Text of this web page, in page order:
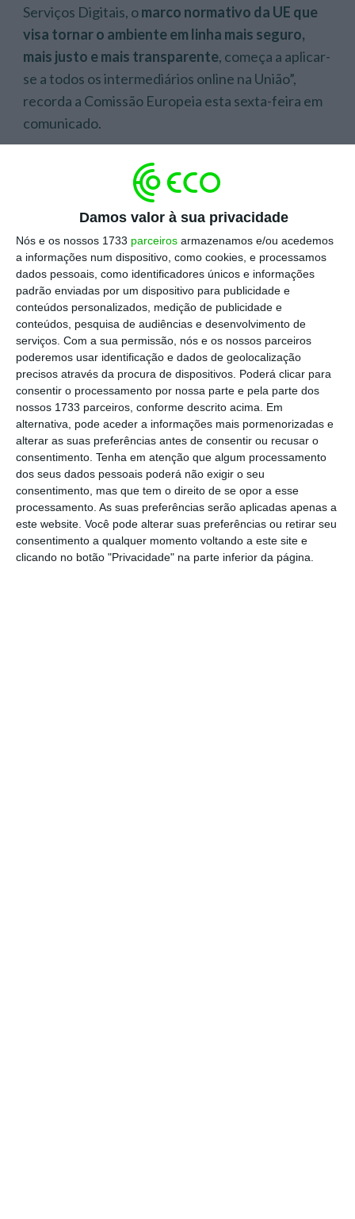
Damos valor à sua privacidade
Nós e os nossos 1733 parceiros armazenamos e/ou acedemos
a informações num dispositivo, como cookies, e processamos
dados pessoais, como identificadores únicos e informações
padrão enviadas por um dispositivo para publicidade e
conteúdos personalizados, medição de publicidade e
conteúdos, pesquisa de audiências e desenvolvimento de
serviços. Com a sua permissão, nós e os nossos parceiros
poderemos usar identificação e dados de geolocalização
precisos através da procura de dispositivos. Poderá clicar para
consentir o processamento por nossa parte e pela parte dos
nossos 1733 parceiros, conforme descrito acima. Em
alternativa, pode aceder a informações mais pormenorizadas e
alterar as suas preferências antes de consentir ou recusar o
consentimento. Tenha em atenção que algum processamento
dos seus dados pessoais poderá não exigir o seu
consentimento, mas que tem o direito de se opor a esse
processamento. As suas preferências serão aplicadas apenas a
este website. Você pode alterar suas preferências ou retirar seu
consentimento a qualquer momento voltando a este site e
clicando no botão "Privacidade" na parte inferior da página.
Serviços Digitais, omarco normativo da UE que
visa tornar o ambiente em linha mais seguro,
mais justo e mais transparente, começa a aplicar-
se a todos os intermediários online na União”,
recorda a Comissão Europeia esta sexta-feira em
comunicado.
Esta legislação comunitária entrou em vigor em
agosto, aplicando-se a 19 plataformas online e a
dois motores de pesquisa de muito grande
dimensão — por terem mais de 45 milhões de
utilizadores mensais –, mas entretanto foram
adicionadas outras três e,agora, todas “têm
cumprir as obrigações gerais” a partir de
sábado
Na nota publicada esta sexta-feira, Bruxelas
recorda queestas grandes plataformas “serão
supervisionadas ao nível dos Estados-membros
por um regulador independente que atuará
como coordenador nacional dos serviços
digitais”, cabendo aos coordenadores dos
serviços digitais da UE “garantir que essas
plataformas cumpram as regras”.